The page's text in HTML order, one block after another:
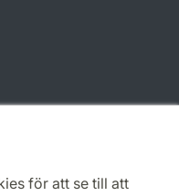
för att se till att